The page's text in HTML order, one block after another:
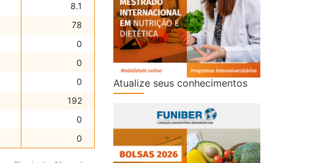
8.1
78
0
0
0
192
0
0
Atualize seus conhecimentos